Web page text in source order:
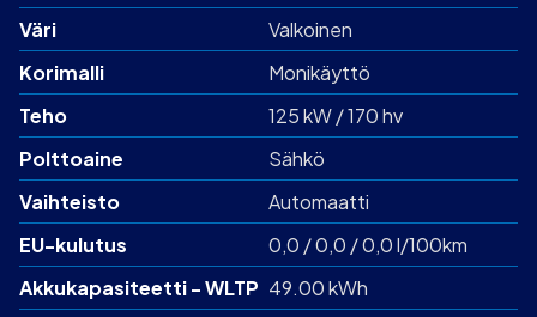
Väri
Valkoinen
Korimalli
Monikäyttö
Teho
125 kW / 170 hv
Polttoaine
Sähkö
Vaihteisto
Automaatti
EU-kulutus
0,0 / 0,0 / 0,0 l/100km
Akku­kapasiteetti - WLTP 49.00 kWh